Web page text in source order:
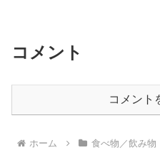
コメント
コメント
ホーム 食べ物／飲み物